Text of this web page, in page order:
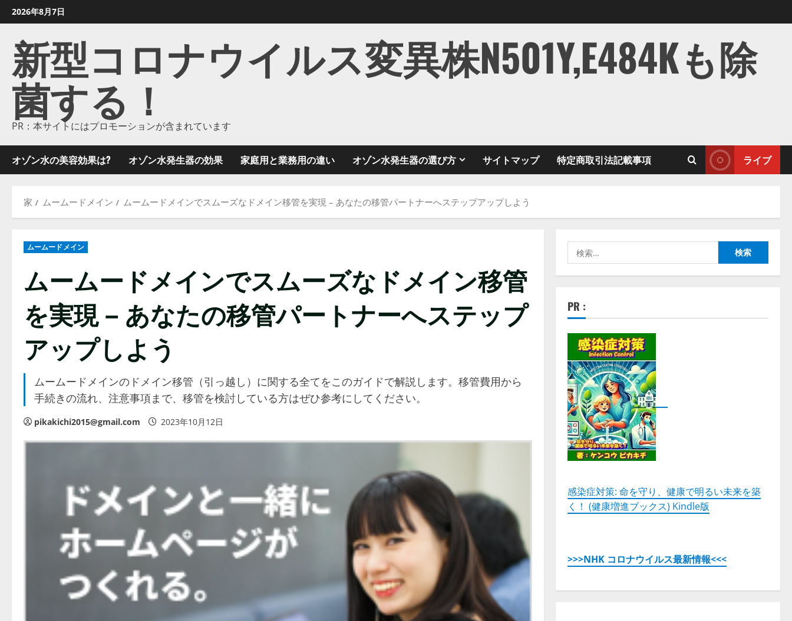
ン
2026年8月7日
新型コロナウイルス変異株N501Y,E484Kも除
菌する！
PR：本サイトにはプロモーションが含まれています
オゾン水の美容効果は? オゾン水発生器の効果 家庭用と業務用の違い オゾン水発生器の選び方 サイトマップ 特定商取引法記載事項 ライブ
家 ムームードメイン ムームードメインでスムーズなドメイン移管を実現 – あなたの移管パートナーへステップアップしよう
ムームードメイン
ムームードメインでスムーズなドメイン移管
を実現 – あなたの移管パートナーへステップ
アップしよう
ムームードメインのドメイン移管（引っ越し）に関する全てをこのガイドで解説します。移管費用から
手続きの流れ、注意事項まで、移管を検討している方はぜひ参考にしてください。
pikakichi2015@gmail.com 2023年10月12日
索:
PR :
感染症対策: 命を守り、健康で明るい未来を築
く！ (健康増進ブックス) Kindle版
>>>NHK コロナウイルス最新情報<<<